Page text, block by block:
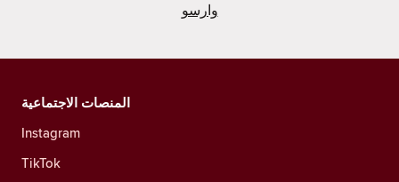
وارسو
المنصات الاجتماعية
Instagram
TikTok